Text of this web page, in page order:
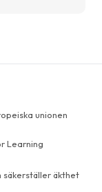
unionen
Learning
säkerställer äkthet